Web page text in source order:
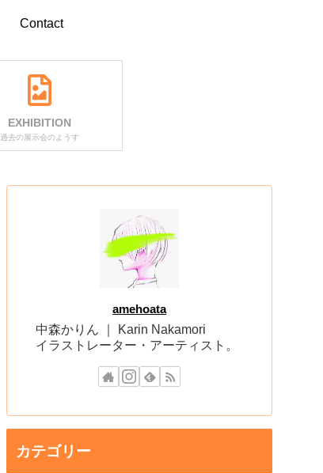
Contact
EXHIBITION
過去の展示会のようす
amehoata
中森かりん ｜ Karin Nakamori
イラストレーター・アーティスト。
カテゴリー